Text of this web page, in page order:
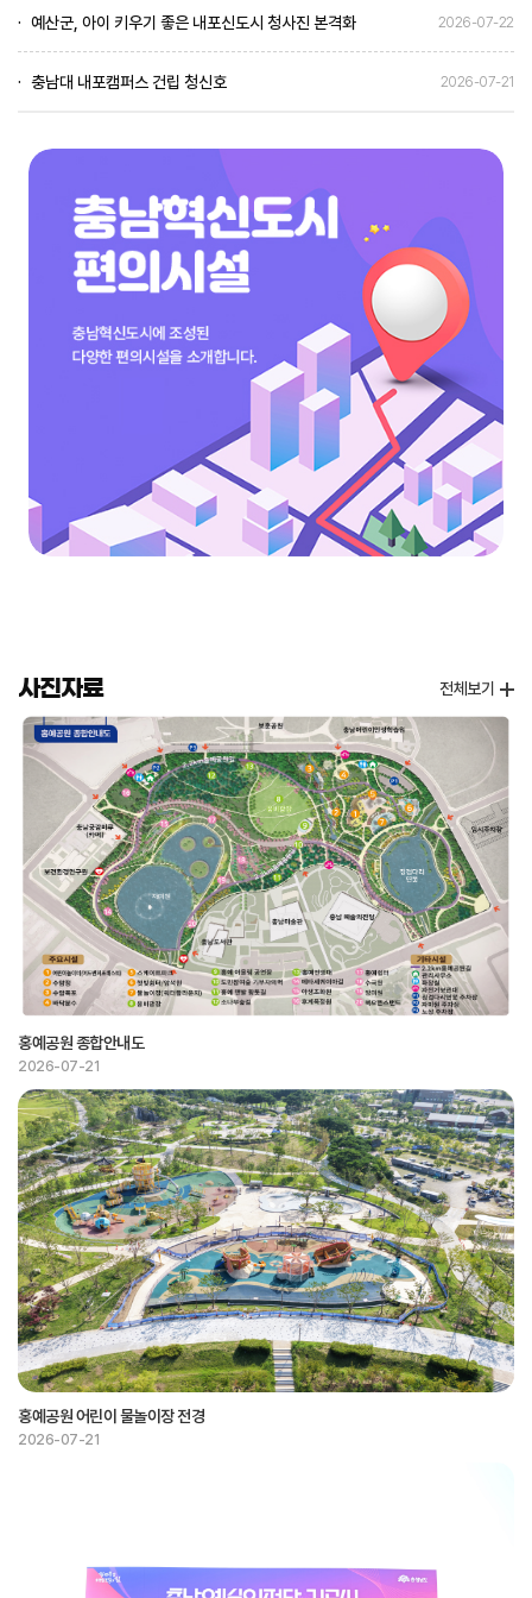
예산군, 아이 키우기 좋은 내포신도시 청사진 본격화 2026-07-22
충남대 내포캠퍼스 건립 청신호 2026-07-21
사진자료 전체보기
홍예공원 종합안내도
2026-07-21
홍예공원 어린이 물놀이장 전경
2026-07-21